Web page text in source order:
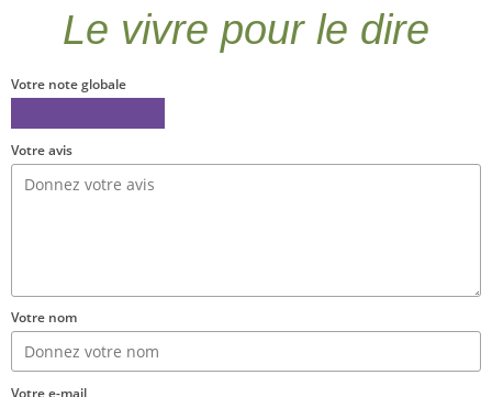
Le vivre pour le dire
Votre note globale
Votre avis
Votre nom
Votre e-mail